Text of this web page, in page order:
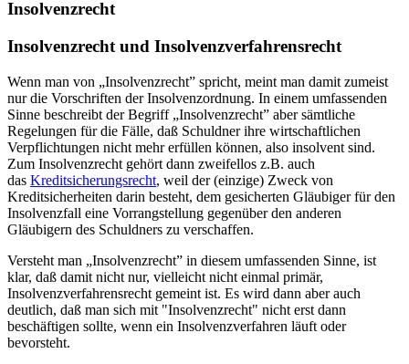
Insolvenzrecht
Insolvenzrecht und Insolvenzverfahrensrecht
Wenn man von „Insolvenzrecht” spricht, meint man damit zumeist
nur die Vorschriften der Insolvenzordnung. In einem umfassenden
Sinne beschreibt der Begriff „Insolvenzrecht” aber sämtliche
Regelungen für die Fälle, daß Schuldner ihre wirtschaftlichen
Verpflichtungen nicht mehr erfüllen können, also insolvent sind.
Zum Insolvenzrecht gehört dann zweifellos z.B. auch
das Kreditsicherungsrecht, weil der (einzige) Zweck von
Kreditsicherheiten darin besteht, dem gesicherten Gläubiger für den
Insolvenzfall eine Vorrangstellung gegenüber den anderen
Gläubigern des Schuldners zu verschaffen.
Versteht man „Insolvenzrecht” in diesem umfassenden Sinne, ist
klar, daß damit nicht nur, vielleicht nicht einmal primär,
Insolvenzverfahrensrecht gemeint ist. Es wird dann aber auch
deutlich, daß man sich mit "Insolvenzrecht" nicht erst dann
beschäftigen sollte, wenn ein Insolvenzverfahren läuft oder
bevorsteht.